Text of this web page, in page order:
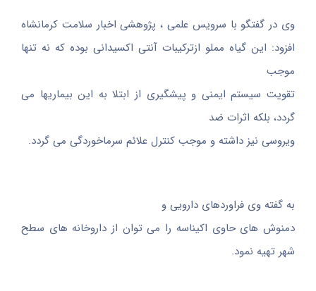
وی در گفتگو با سرویس علمی ، پژوهشی اخبار سلامت کرمانشاه
افزود: این گیاه مملو ازترکیبات آنتی اکسیدانی بوده که نه تنها
موجب
تقویت سیستم ایمنی و پیشگیری از ابتلا به این بیماریها می
گردد، بلکه اثرات ضد
ویروسی نیز داشته و موجب کنترل علائم سرماخوردگی می گردد.
به گفته وی فراوردهای دارویی و
دمنوش های حاوی اکیناسه را می توان از داروخانه های سطح
شهر تهیه نمود.